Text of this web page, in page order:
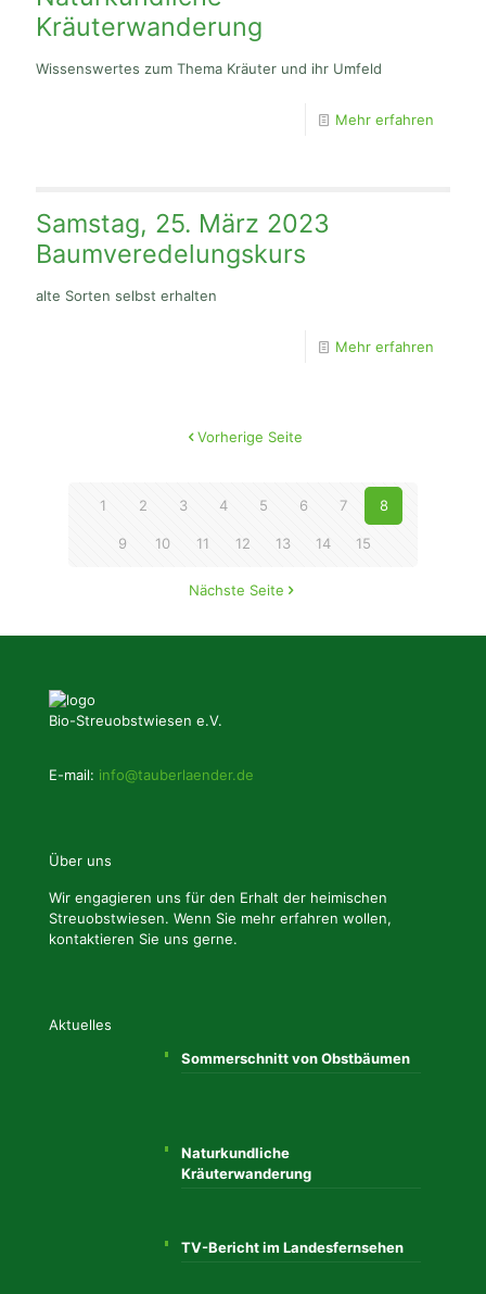
Kräuterwanderung
Wissenswertes zum Thema Kräuter und ihr Umfeld
Mehr erfahren
Samstag, 25. März 2023
Baumveredelungskurs
alte Sorten selbst erhalten
Mehr erfahren
Vorherige Seite
1 2 3 4 5 6 7 8
9 10 11 12 13 14 15
Nächste Seite
Bio-Streuobstwiesen e.V.
E-mail: info@tauberlaender.de
Über uns
Wir engagieren uns für den Erhalt der heimischen
Streuobstwiesen. Wenn Sie mehr erfahren wollen,
kontaktieren Sie uns gerne.
Aktuelles
Sommerschnitt von Obstbäumen
Naturkundliche
Kräuterwanderung
TV-Bericht im Landesfernsehen